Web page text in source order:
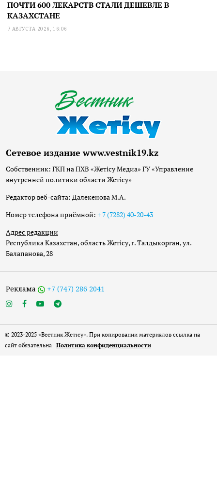
ПОЧТИ 600 ЛЕКАРСТВ СТАЛИ ДЕШЕВЛЕ В
КАЗАХСТАНЕ
7 АВГУСТА 2026, 16:06
Сетевое издание www.vestnik19.kz
Собственник: ГКП на ПХВ «Жетісу Медиа» ГУ «Управление
внутренней политики области Жетісу»
Редактор веб-сайта: Далекенова М.А.
Номер телефона приёмной: + 7 (7282) 40-20-43
Адрес редакции
Республика Казахстан, область Жетісу, г. Талдыкорган, ул.
Балапанова, 28
Реклама +7 (747) 286 2041
© 2023-2025 «Вестник Жетісу». При копировании материалов ссылка на
сайт обязательна | Политика конфиденциальности